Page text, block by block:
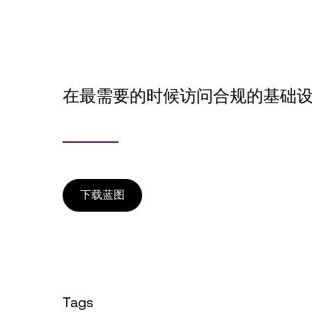
在最需要的时候访问合规的基础
下载蓝图
Tags